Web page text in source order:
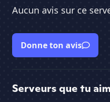
Aucun avis sur ce
Donne ton avis
Serveurs que tu